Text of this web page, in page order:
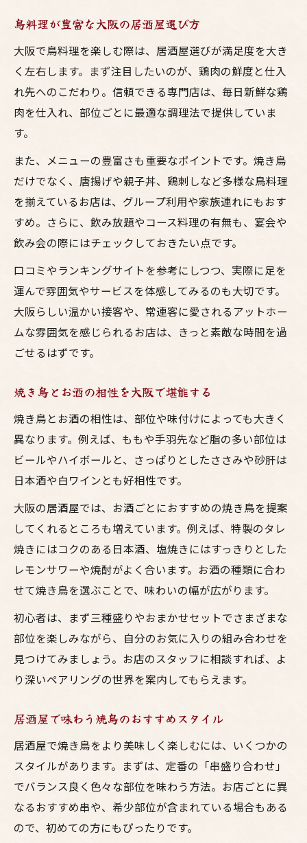
鳥料理が豊富な大阪の居酒屋選び方
大阪で鳥料理を楽しむ際は、居酒屋選びが満足度を大き
く左右します。まず注目したいのが、鶏肉の鮮度と仕入
れ先へのこだわり。信頼できる専門店は、毎日新鮮な鶏
肉を仕入れ、部位ごとに最適な調理法で提供していま
す。
また、メニューの豊富さも重要なポイントです。焼き鳥
だけでなく、唐揚げや親子丼、鶏刺しなど多様な鳥料理
を揃えているお店は、グループ利用や家族連れにもおす
すめ。さらに、飲み放題やコース料理の有無も、宴会や
飲み会の際にはチェックしておきたい点です。
口コミやランキングサイトを参考にしつつ、実際に足を
運んで雰囲気やサービスを体感してみるのも大切です。
大阪らしい温かい接客や、常連客に愛されるアットホー
ムな雰囲気を感じられるお店は、きっと素敵な時間を過
ごせるはずです。
焼き鳥とお酒の相性を大阪で堪能する
焼き鳥とお酒の相性は、部位や味付けによっても大きく
異なります。例えば、ももや手羽先など脂の多い部位は
ビールやハイボールと、さっぱりとしたささみや砂肝は
日本酒や白ワインとも好相性です。
大阪の居酒屋では、お酒ごとにおすすめの焼き鳥を提案
してくれるところも増えています。例えば、特製のタレ
焼きにはコクのある日本酒、塩焼きにはすっきりとした
レモンサワーや焼酎がよく合います。お酒の種類に合わ
せて焼き鳥を選ぶことで、味わいの幅が広がります。
初心者は、まず三種盛りやおまかせセットでさまざまな
部位を楽しみながら、自分のお気に入りの組み合わせを
見つけてみましょう。お店のスタッフに相談すれば、よ
り深いペアリングの世界を案内してもらえます。
居酒屋で味わう焼鳥のおすすめスタイル
居酒屋で焼き鳥をより美味しく楽しむには、いくつかの
スタイルがあります。まずは、定番の「串盛り合わせ」
でバランス良く色々な部位を味わう方法。お店ごとに異
なるおすすめ串や、希少部位が含まれている場合もある
ので、初めての方にもぴったりです。